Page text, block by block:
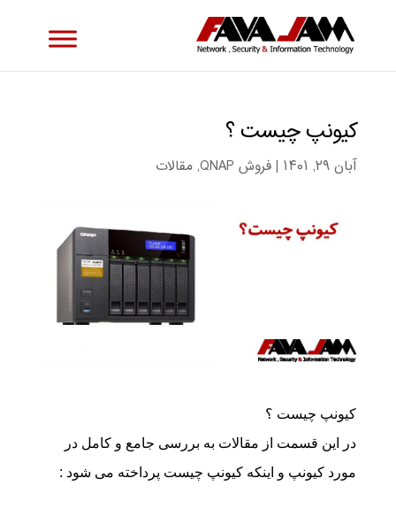
کیونپ چیست ؟
آبان ۲۹, ۱۴۰۱ |فروش QNAP ,مقالات
کیونپ چیست ؟
در این قسمت از مقالات به بررسی جامع و کامل در
مورد کیونپ و اینکه کیونپ چیست پرداخته می شود :